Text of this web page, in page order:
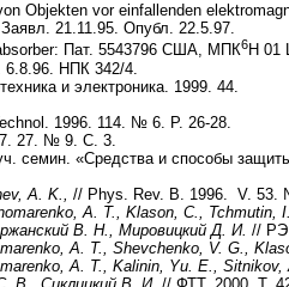
Objekten vor einfallenden
21.11.95. Опубл. 22.5.97.
Пат. 5543796 США, МПК6Н 01
НПК 342/4.
и электроника. 1999. 44.
1996. 114. № 6. P. 26-28.
27. № 9. С. 3.
семин. «Средства и способы
A. K.,
// Phys. Rev. B. 1996. V. 53.
A. T., Klason, C., Tchmutin,
В. Н., Мировицкий Д. И. //
A. T., Shevchenko, V. G.,
A. T., Kalinin, Yu. E., Sitnikov,